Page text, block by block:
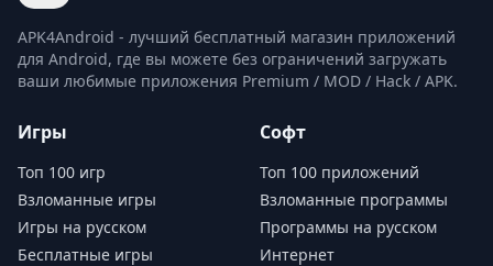
APK4Android - лучший бесплатный магазин приложений
для Android, где вы можете без ограничений загружать
ваши любимые приложения Premium / MOD / Hack / APK.
Игры
Топ 100 игр
Взломанные игры
Игры на русском
Бесплатные игры
Софт
Топ 100 приложений
Взломанные программы
Программы на русском
Интернет